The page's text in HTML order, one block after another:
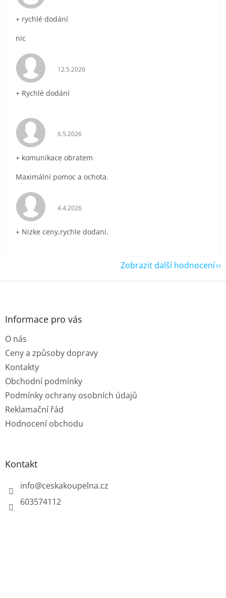
+ rychlé dodání
nic
Hodnocení obchodu je 5 z 5 hvězdiček.
12.5.2026
+ Rychlé dodání
Hodnocení obchodu je 5 z 5 hvězdiček.
6.5.2026
+ komunikace obratem
Maximální pomoc a ochota.
Hodnocení obchodu je 5 z 5 hvězdiček.
4.4.2026
+ Nizke ceny,rychle dodani.
Zobrazit další hodnocení
Z
Informace pro vás
O nás
Ceny a způsoby dopravy
Kontakty
Obchodní podmínky
Podmínky ochrany osobních údajů
Reklamační řád
Hodnocení obchodu
Kontakt
info@ceskakoupelna.cz
603574112